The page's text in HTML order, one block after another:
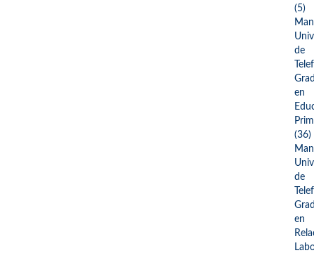
(5)
de
en
(36)
de
en